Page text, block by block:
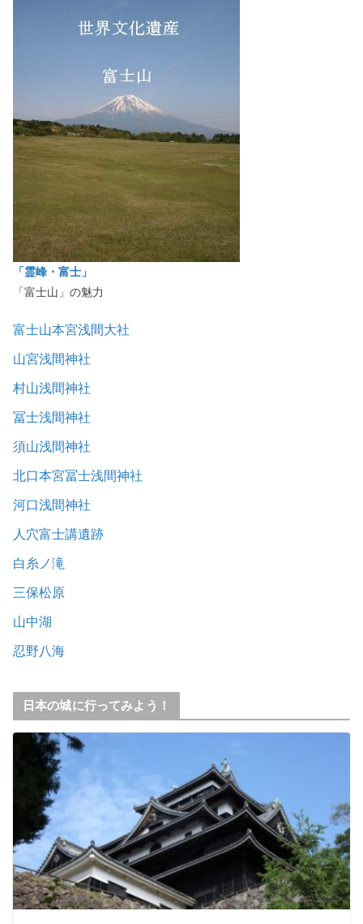
「霊峰・富士」
「富士山」の魅力
富士山本宮浅間大社
山宮浅間神社
村山浅間神社
冨士浅間神社
須山浅間神社
北口本宮冨士浅間神社
河口浅間神社
人穴富士講遺跡
白糸ノ滝
三保松原
山中湖
忍野八海
日本の城に行ってみよう！